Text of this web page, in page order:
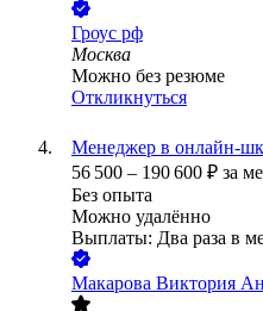
Гроус рф
Москва
Можно без резюме
Откликнуться
Менеджер в онлайн-
56 500 – 190 600 ₽ за
Без опыта
Можно удалённо
Выплаты: Два раза в
Макарова Виктория